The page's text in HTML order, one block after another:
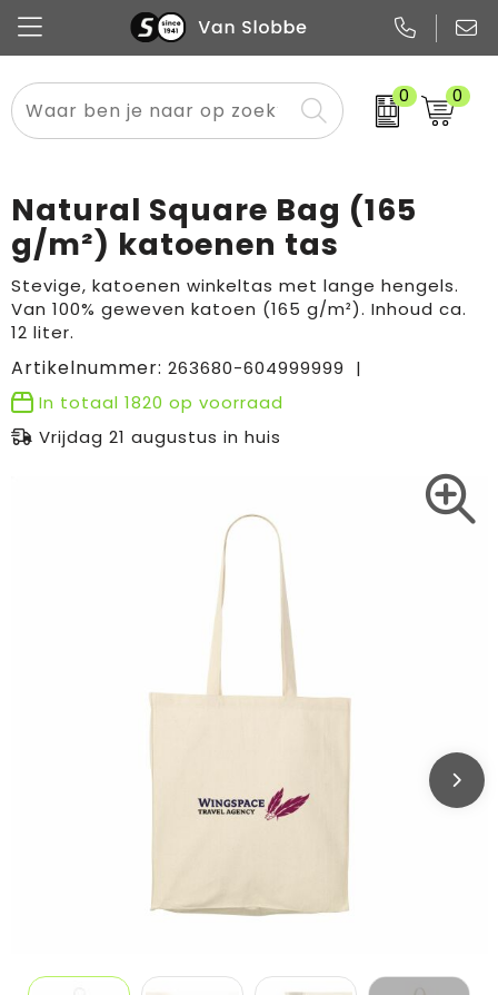
0 0
Alle categorieën
Snoep
Promo
Pennen
Notitieboekjes
Papier
Flessen
Glazen en karaffen
Merken
Meest gekozen
Sportkleding
Overig textiel
Boodschappen- en draagtassen
Sport & vrije tijd
Rugzakken
Natural Square Bag (165
g/m²) katoenen tas
Stevige, katoenen winkeltas met lange hengels.
Van 100% geweven katoen (165 g/m²). Inhoud ca.
12 liter.
Artikelnummer: 263680-604999999
In totaal 1820 op voorraad
Vrijdag 21 augustus in huis